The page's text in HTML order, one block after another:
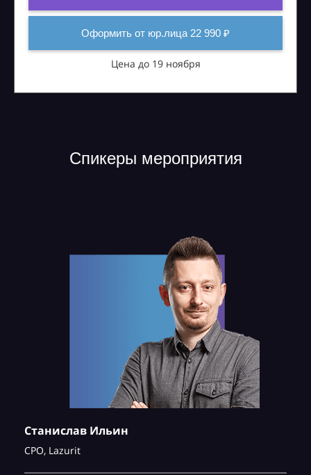
Оформить от юр.лица 22 990 ₽
Цена до 19 ноября
Спикеры мероприятия
Станислав Ильин
CPO, Lazurit